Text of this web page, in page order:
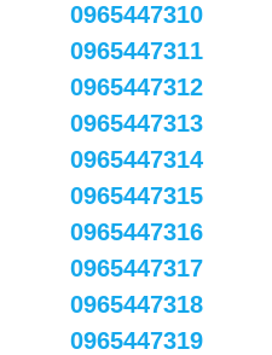
0965447310
0965447311
0965447312
0965447313
0965447314
0965447315
0965447316
0965447317
0965447318
0965447319